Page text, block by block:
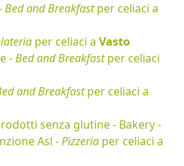
Bed and Breakfastper celiaci a
per celiaci a Vasto
-Bed and Breakfastper celiaci
and Breakfastper celiaci a
senza glutine - Bakery -
Asl -Pizzeria per celiaci a